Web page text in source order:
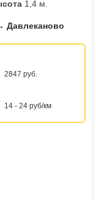
1,4 м.
Давлеканово
2847 руб.
14 - 24 руб/км